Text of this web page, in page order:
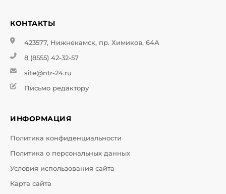
КОНТАКТЫ
423577, Нижнекамск, пр. Химиков, 64А
8 (8555) 42-32-57
site@ntr-24.ru
Письмо редактору
ИНФОРМАЦИЯ
Политика конфиденциальности
Политика о персональных данных
Условия использования сайта
Карта сайта